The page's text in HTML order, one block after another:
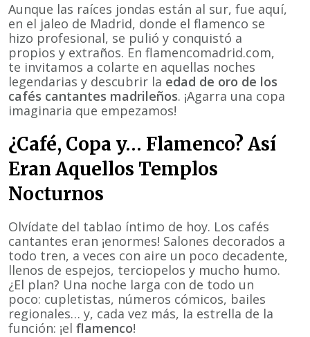
Aunque las raíces jondas están al sur, fue aquí,
en el jaleo de Madrid, donde el flamenco se
hizo profesional, se pulió y conquistó a
propios y extraños. En flamencomadrid.com,
te invitamos a colarte en aquellas noches
legendarias y descubrir la edad de oro de los
cafés cantantes madrileños. ¡Agarra una copa
imaginaria que empezamos!
¿Café, Copa y… Flamenco? Así
Eran Aquellos Templos
Nocturnos
Olvídate del tablao íntimo de hoy. Los cafés
cantantes eran ¡enormes! Salones decorados a
todo tren, a veces con aire un poco decadente,
llenos de espejos, terciopelos y mucho humo.
¿El plan? Una noche larga con de todo un
poco: cupletistas, números cómicos, bailes
regionales… y, cada vez más, la estrella de la
función: ¡el flamenco!